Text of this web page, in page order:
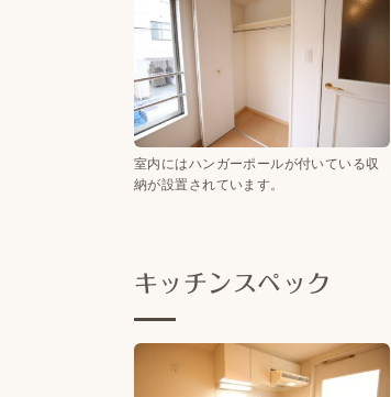
室内にはハンガーポールが付いている収
納が設置されています。
キッチンスペック